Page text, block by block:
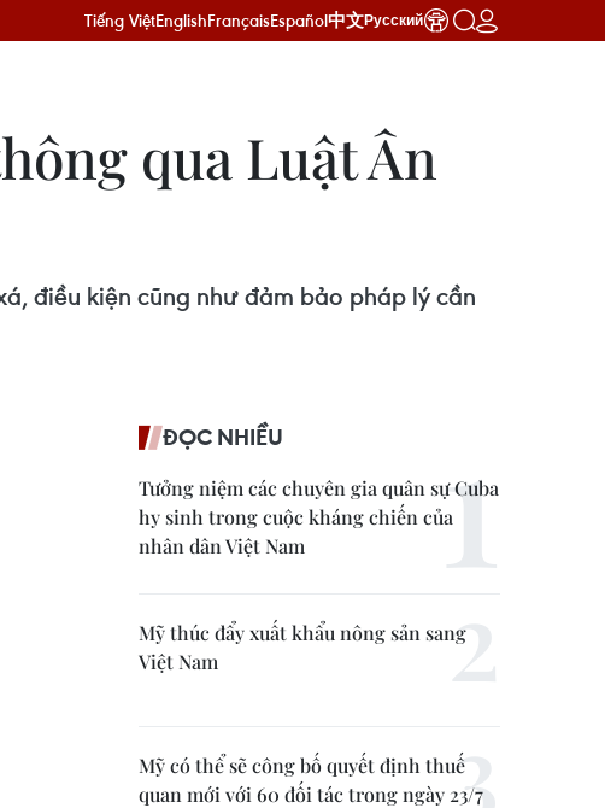
Tiếng ViệtEnglishFrançaisEspañol中文Русский
qua Luật Ân
điều kiện cũng như đảm bảo pháp lý cần
ĐỌC NHIỀU
Tưởng niệm các chuyên gia quân sự Cuba
hy sinh trong cuộc kháng chiến của
nhân dân Việt Nam
Mỹ thúc đẩy xuất khẩu nông sản sang
Việt Nam
Mỹ có thể sẽ công bố quyết định thuế
quan mới với 60 đối tác trong ngày 23/7